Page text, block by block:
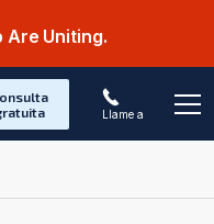
Are Uniting.
Llame a